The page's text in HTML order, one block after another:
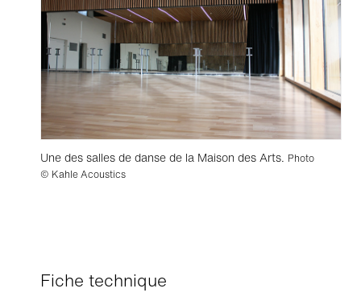
Une des salles de danse de la Maison des Arts. Photo
© Kahle Acoustics
Fiche technique